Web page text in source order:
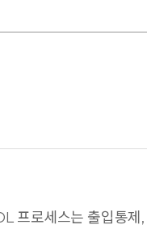
프로세스는 출입통